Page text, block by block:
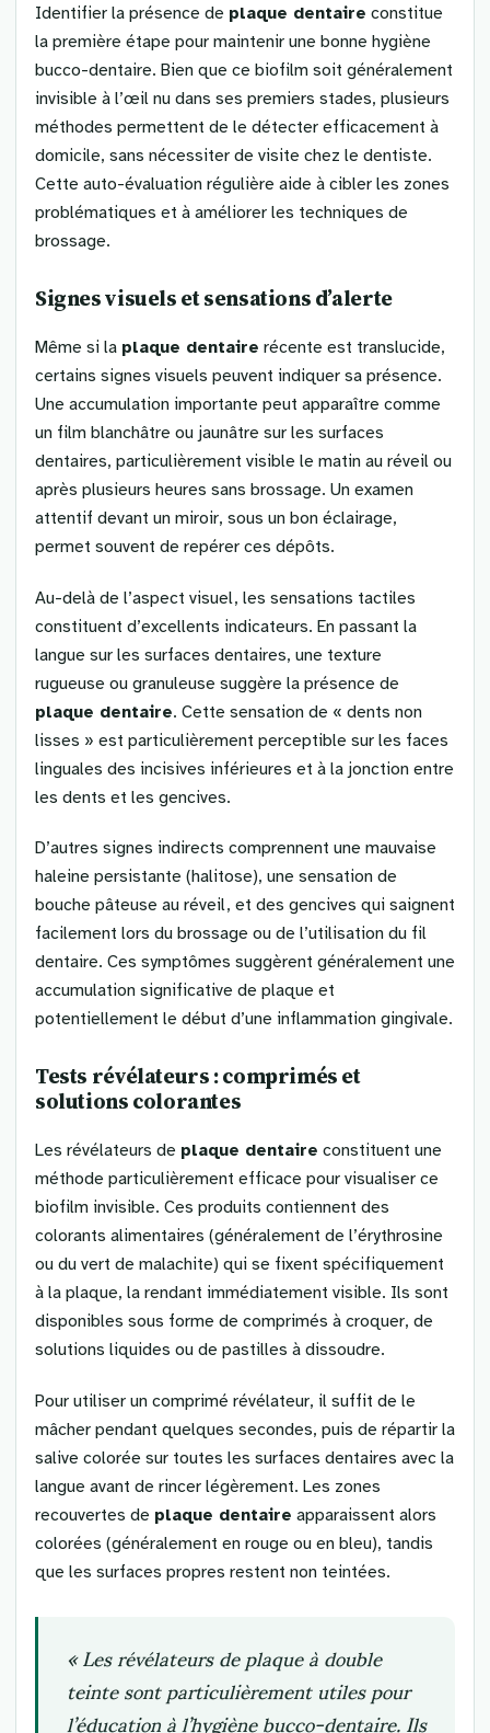
Identifier la présence de plaque dentaire constitue
la première étape pour maintenir une bonne hygiène
bucco-dentaire. Bien que ce biofilm soit généralement
invisible à l’œil nu dans ses premiers stades, plusieurs
méthodes permettent de le détecter efficacement à
domicile, sans nécessiter de visite chez le dentiste.
Cette auto-évaluation régulière aide à cibler les zones
problématiques et à améliorer les techniques de
brossage.
Signes visuels et sensations d’alerte
Même si la plaque dentaire récente est translucide,
certains signes visuels peuvent indiquer sa présence.
Une accumulation importante peut apparaître comme
un film blanchâtre ou jaunâtre sur les surfaces
dentaires, particulièrement visible le matin au réveil ou
après plusieurs heures sans brossage. Un examen
attentif devant un miroir, sous un bon éclairage,
permet souvent de repérer ces dépôts.
Au-delà de l’aspect visuel, les sensations tactiles
constituent d’excellents indicateurs. En passant la
langue sur les surfaces dentaires, une texture
rugueuse ou granuleuse suggère la présence de
plaque dentaire. Cette sensation de « dents non
lisses » est particulièrement perceptible sur les faces
linguales des incisives inférieures et à la jonction entre
les dents et les gencives.
D’autres signes indirects comprennent une mauvaise
haleine persistante (halitose), une sensation de
bouche pâteuse au réveil, et des gencives qui saignent
facilement lors du brossage ou de l’utilisation du fil
dentaire. Ces symptômes suggèrent généralement une
accumulation significative de plaque et
potentiellement le début d’une inflammation gingivale.
Tests révélateurs : comprimés et
solutions colorantes
Les révélateurs de plaque dentaire constituent une
méthode particulièrement efficace pour visualiser ce
biofilm invisible. Ces produits contiennent des
colorants alimentaires (généralement de l’érythrosine
ou du vert de malachite) qui se fixent spécifiquement
à la plaque, la rendant immédiatement visible. Ils sont
disponibles sous forme de comprimés à croquer, de
solutions liquides ou de pastilles à dissoudre.
Pour utiliser un comprimé révélateur, il suffit de le
mâcher pendant quelques secondes, puis de répartir la
salive colorée sur toutes les surfaces dentaires avec la
langue avant de rincer légèrement. Les zones
recouvertes de plaque dentaire apparaissent alors
colorées (généralement en rouge ou en bleu), tandis
que les surfaces propres restent non teintées.
« Les révélateurs de plaque à double
teinte sont particulièrement utiles pour